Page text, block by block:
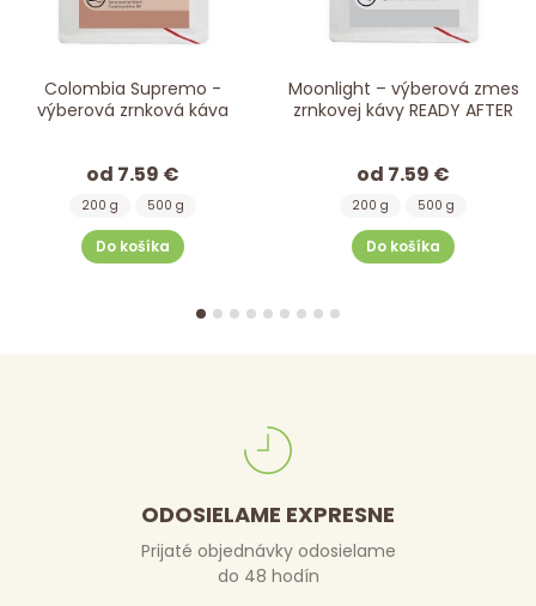
Colombia Supremo -
výberová zrnková káva
od 7.59 €
200 g 500 g
Do košíka
Moonlight – výberová zmes
zrnkovej kávy READY AFTER
od 7.59 €
200 g 500 g
Do košíka
ODOSIELAME EXPRESNE
Prijaté objednávky odosielame
do 48 hodín